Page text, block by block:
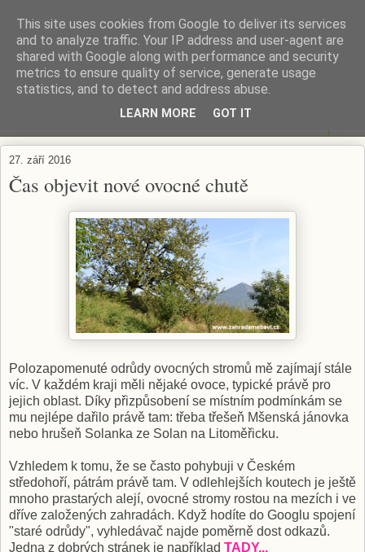
ZAHRADA MĚ BAVÍ
Zahradničení s respektem...
27. září 2016
Čas objevit nové ovocné chutě
Polozapomenuté odrůdy ovocných stromů mě zajímají stále
víc. V každém kraji měli nějaké ovoce, typické právě pro
jejich oblast. Díky přizpůsobení se místním podmínkám se
mu nejlépe dařilo právě tam: třeba třešeň Mšenská jánovka
nebo hrušeň Solanka ze Solan na Litoměřicku.
Vzhledem k tomu, že se často pohybuji v Českém
středohoří, pátrám právě tam. V odlehlejších koutech je ještě
mnoho prastarých alejí, ovocné stromy rostou na mezích i ve
dříve založených zahradách. Když hodíte do Googlu spojení
"staré odrůdy", vyhledávač najde poměrně dost odkazů.
Jedna z dobrých stránek je například TADY...
This site uses cookies from Google to deliver its services
and to analyze traffic. Your IP address and user-agent are
shared with Google along with performance and security
metrics to ensure quality of service, generate usage
statistics, and to detect and address abuse.
LEARN MORE GOT IT